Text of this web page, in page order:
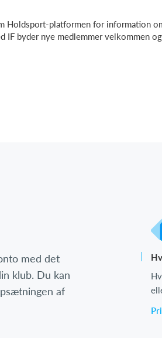
Holdsport-platformen for information
IF byder nye medlemmer velkommen
med det
klub. Du kan
af